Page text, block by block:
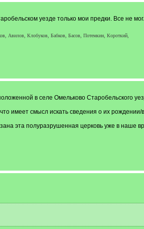
уезде только мои предки. Все не
Авилов, Клобуков, Бабков, Басов, Потемкин, Короткий,
в селе Омельково Старобельского
имеет смысл искать сведения о их
эта полуразрушенная церковь уже в наше